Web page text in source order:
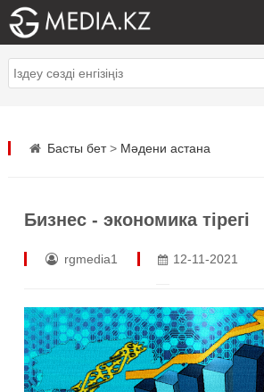
Басты бет> Мәдени астана
Бизнес - экономика тірегі
rgmedia1 12-11-2021